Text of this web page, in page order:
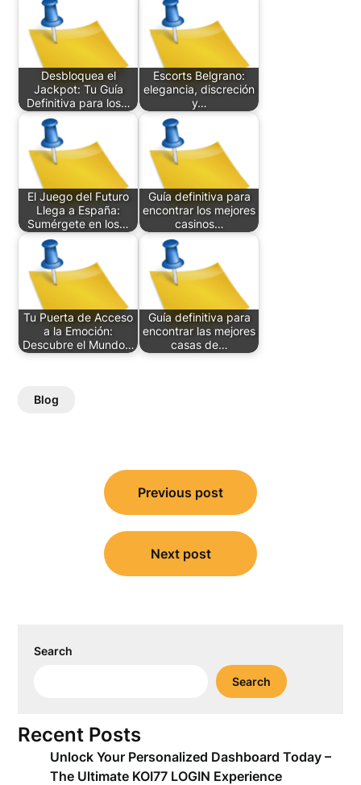
Desbloquea el
Jackpot: Tu Guía
Definitiva para los…
Escorts Belgrano:
elegancia, discreción
y…
El Juego del Futuro
Llega a España:
Sumérgete en los…
Guía definitiva para
encontrar los mejores
casinos…
Tu Puerta de Acceso
a la Emoción:
Descubre el Mundo…
Guía definitiva para
encontrar las mejores
casas de…
Blog
navigation
Previous post
Next post
Search
Search
Recent Posts
Unlock Your Personalized Dashboard Today –
The Ultimate KOI77 LOGIN Experience